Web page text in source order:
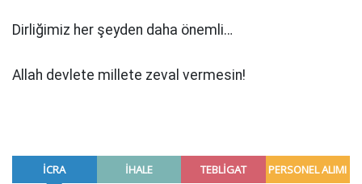
Dirliğimiz her şeyden daha önemli…
Allah devlete millete zeval vermesin!